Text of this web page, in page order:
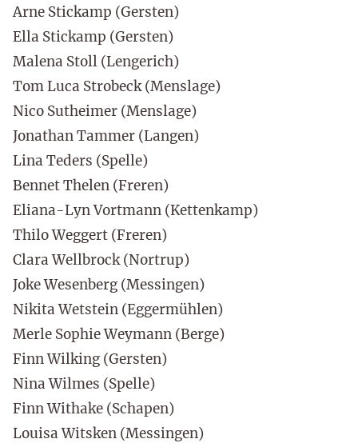
Arne Stickamp (Gersten)
Ella Stickamp (Gersten)
Malena Stoll (Lengerich)
Tom Luca Strobeck (Menslage)
Nico Sutheimer (Menslage)
Jonathan Tammer (Langen)
Lina Teders (Spelle)
Bennet Thelen (Freren)
Eliana-Lyn Vortmann (Kettenkamp)
Thilo Weggert (Freren)
Clara Wellbrock (Nortrup)
Joke Wesenberg (Messingen)
Nikita Wetstein (Eggermühlen)
Merle Sophie Weymann (Berge)
Finn Wilking (Gersten)
Nina Wilmes (Spelle)
Finn Withake (Schapen)
Louisa Witsken (Messingen)